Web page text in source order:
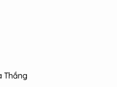
Thắng